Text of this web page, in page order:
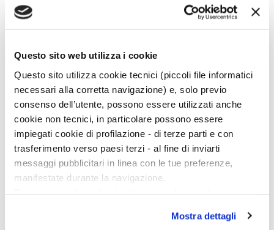
Questo sito web utilizza i cookie
Questo sito utilizza cookie tecnici (piccoli file informatici
necessari alla corretta navigazione) e, solo previo
consenso dell’utente, possono essere utilizzati anche
cookie non tecnici, in particolare possono essere
impiegati cookie di profilazione - di terze parti e con
trasferimento verso paesi terzi - al fine di inviarti
messaggi pubblicitari in linea con le tue preferenze,
manifestate durante la navigazione.
scelte privacy sui cookie, ti invitiamo a prendere visione
Mostra dettagli
Gesualdo Bufalino (Comiso 1920–1996) è stato
Diceria dell’untore(premio Supercampiello 1981).
Tra le sue opere pubblicate da BompianiL’uomo
invaso(1986),Il malpensante(1987),L’isola nuda
(1988),Il matrimonio illustrato(1989),Saldi
d’autunno(1990),Qui pro quo(1991),Argo il cieco
(1992), Calende greche(1992), Il Guerrin
Meschino(1993),Museo d’ombre ( 1993),Bluff di
parole(1994),Tommaso e il fotografo cieco(1996),
Dizionario dei personaggi di romanzo
, scritto a quattro mani